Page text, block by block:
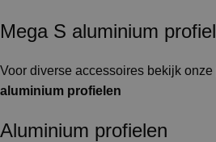
Mega S aluminium profiel
Voor diverse accessoires bekijk onze
aluminium profielen
Aluminium profielen